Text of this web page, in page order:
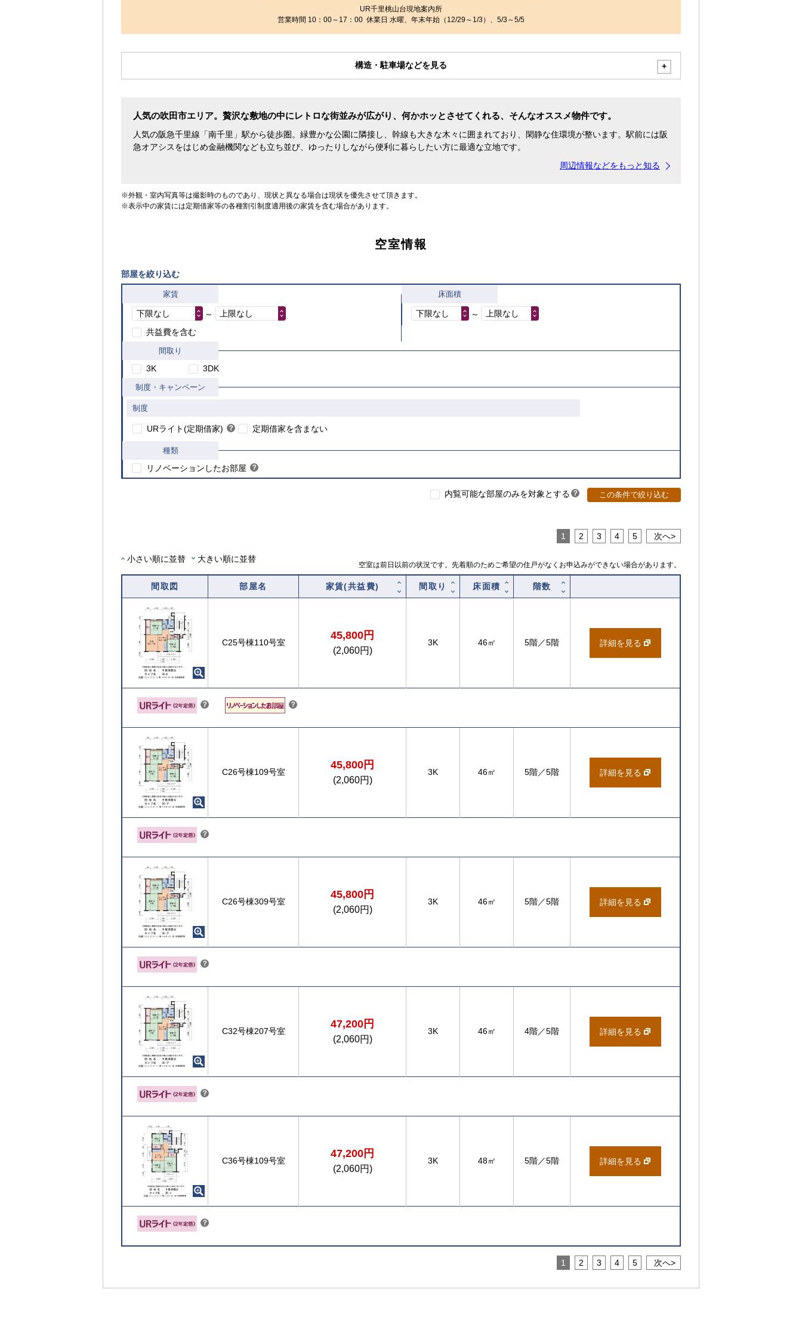
UR千里桃山台現地案内所
営業時間 10：00～17：00 休業日 水曜、年末年始（12/29～1/3）、5/3～5/5
構造・駐車場などを見る
人気の吹田市エリア。贅沢な敷地の中にレトロな街並みが広がり、何かホッとさせてくれる、そんなオススメ物件です。
人気の阪急千里線「南千里」駅から徒歩圏。緑豊かな公園に隣接し、幹線も大きな木々に囲まれており、閑静な住環境が整います。駅前には阪
急オアシスをはじめ金融機関なども立ち並び、ゆったりしながら便利に暮らしたい方に最適な立地です。
周辺情報などをもっと知る
※外観・室内写真等は撮影時のものであり、現状と異なる場合は現状を優先させて頂きます。
※表示中の家賃には定期借家等の各種割引制度適用後の家賃を含む場合があります。
空室情報
部屋を絞り込む
家賃
下限なし ～
上限なし
共益費を含む
床面積
下限なし ～ 上限なし
間取り
3K 3DK
制度・キャンペーン
制度
URライト(定期借家) ？
ン
ト
定期借家を含まない
種類
リノベーションしたお部屋 ？
ヒ
こちら
部
内覧可能な部屋のみを対象とする ？
ト
この条件で絞り込む
1 2 3 4 5 次へ
小さい順に並替 大きい順に並替
空室は前日以前の状況です。先着順のためご希望の住戸がなくお申込みができない場合があります。
間取図 部屋名 家賃(共益費) 間取り 床面積 階数
C25号棟110号室
45,800円
(2,060円)
3K 46㎡ 5階／5階 詳細を見る
？
ン
？
C26号棟109号室
45,800円
(2,060円)
3K 46㎡ 5階／5階 詳細を見る
？
ン
C26号棟309号室
45,800円
(2,060円)
3K 46㎡ 5階／5階 詳細を見る
？
ン
C32号棟207号室
47,200円
(2,060円)
3K 46㎡ 4階／5階 詳細を見る
？
ン
C36号棟109号室
47,200円
(2,060円)
3K 48㎡ 5階／5階 詳細を見る
？
ン
1 2 3 4 5 次へ